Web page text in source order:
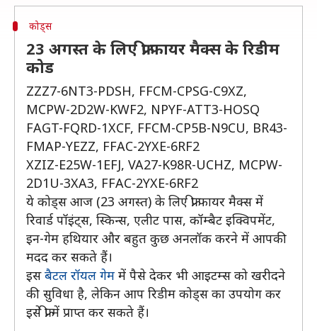
कोड्स
23 अगस्त के लिए फ्री फायर मैक्स के रिडीम
कोड
ZZZ7-6NT3-PDSH, FFCM-CPSG-C9XZ,
MCPW-2D2W-KWF2, NPYF-ATT3-HOSQ
FAGT-FQRD-1XCF, FFCM-CP5B-N9CU, BR43-
FMAP-YEZZ, FFAC-2YXE-6RF2
XZIZ-E25W-1EFJ, VA27-K98R-UCHZ, MCPW-
2D1U-3XA3, FFAC-2YXE-6RF2
ये कोड्स आज (23 अगस्त) के लिए फ्री फायर मैक्स में
रिवार्ड पॉइंट्स, स्किन्स, एलीट पास, कॉम्बैट इक्विपमेंट,
इन-गेम हथियार और बहुत कुछ अनलॉक करने में आपकी
मदद कर सकते हैं।
इसबैटल रॉयल गेम में पैसे देकर भी आइटम्स को खरीदने
की सुविधा है, लेकिन आप रिडीम कोड्स का उपयोग कर
इसे फ्री में प्राप्त कर सकते हैं।